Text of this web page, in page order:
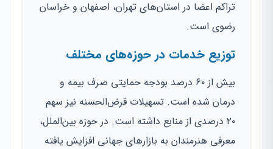
تراکم اعضا در استان‌های تهران، اصفهان و خراسان
رضوی است.
توزیع خدمات در حوزه‌های مختلف
بیش از ۶۰ درصد بودجه حمایتی صرف بیمه و
درمان شده است. تسهیلات قرض‌الحسنه نیز سهم
۲۰ درصدی از منابع داشته است. در حوزه بین‌الملل،
معرفی هنرمندان به بازارهای جهانی افزایش یافته